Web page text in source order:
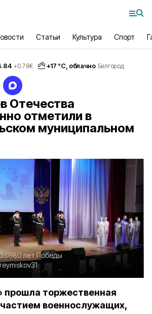
Статьи Культура Спорт
+0.78€ +17 °С, облачно Белгород
Отечества
отметили в
муниципальном
80 лет Победы
прошла торжественная
военнослужащих,